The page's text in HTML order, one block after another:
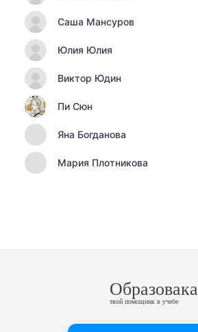
Саша Мансуров
Юлия Юлия
Виктор Юдин
Пи Сюн
Яна Богданова
Мария Плотникова
Образовака
твой помощник в учебе